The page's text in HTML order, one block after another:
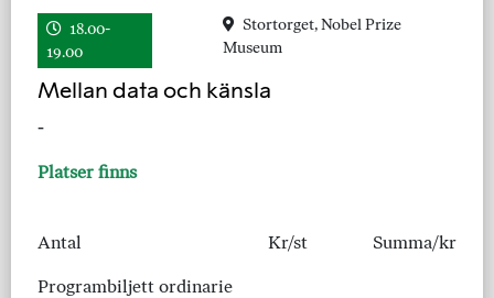
18.00-
19.00
Stortorget, Nobel Prize
Museum
Mellan data och känsla
-
Platser finns
Antal Kr/st Summa/kr
Programbiljett ordinarie